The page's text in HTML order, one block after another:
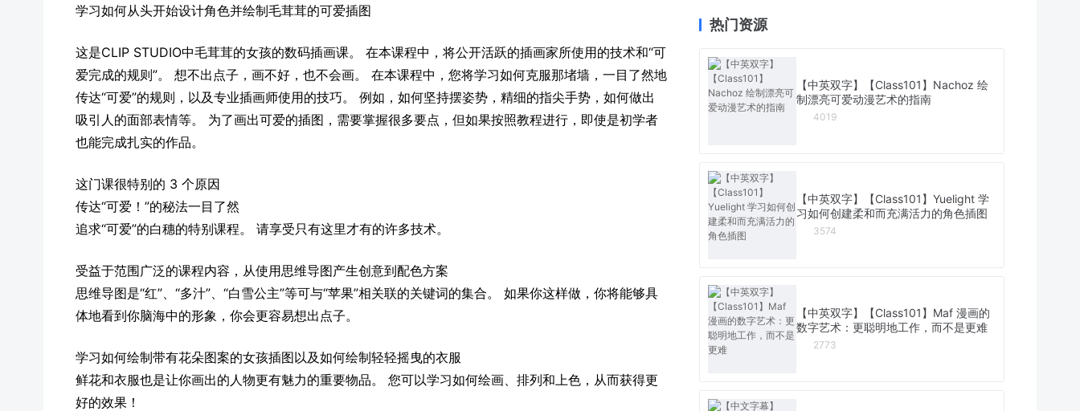
学习如何从头开始设计角色并绘制毛茸茸的可爱插图
这是CLIP STUDIO中毛茸茸的女孩的数码插画课。 在本课程中，将公开活跃的插画家所使用的技术和“可
爱完成的规则​​”。 想不出点子，画不好，也不会画。 在本课程中，您将学习如何克服那堵墙，一目了然地
传达“可爱”的规则，以及专业插画师使用的技巧。 例如，如何坚持摆姿势，精细的指尖手势，如何做出
吸引人的面部表情等。 为了画出可爱的插图，需要掌握很多要点，但如果按照教程进行，即使是初学者
也能完成扎实的作品。
这门课很特别的 3 个原因
传达“可爱！”的秘法一目了然
追求“可爱”的白穗的特别课程。 请享受只有这里才有的许多技术。
受益于范围广泛的课程内容，从使用思维导图产生创意到配色方案
思维导图是“红”、“多汁”、“白雪公主”等可与“苹果”相关联的关键词的集合。 如果你这样做，你将能够具
体地看到你脑海中的形象，你会更容易想出点子。
学习如何绘制带有花朵图案的女孩插图以及如何绘制轻轻摇曳的衣服
鲜花和衣服也是让你画出的人物更有魅力的重要物品。 您可以学习如何绘画、排列和上色，从而获得更
好的效果！
热门资源
【中英双字】【Class101】Nachoz 绘
制漂亮可爱动漫艺术的指南
4019
【中英双字】【Class101】Yuelight 学
习如何创建柔和而充满活力的角色插图
3574
【中英双字】【Class101】Maf 漫画的
数字艺术：更聪明地工作，而不是更难
2773